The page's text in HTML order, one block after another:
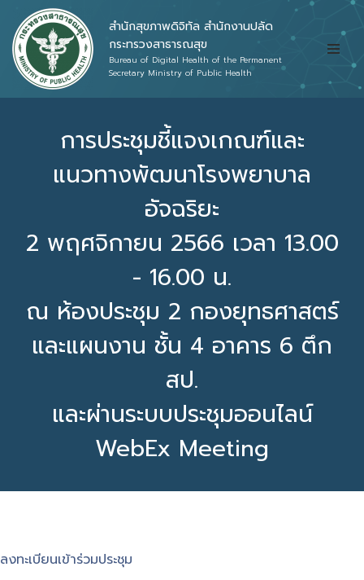
Skip
to
content
สำนักสุขภาพดิจิทัล สำนักงานปลัด
กระทรวงสาธารณสุข
Bureau of Digital Health of the Permanent
Secretary Ministry of Public Health
การประชุมชี้แจงเกณฑ์และ
แนวทางพัฒนาโรงพยาบาล
อัจฉริยะ
2 พฤศจิกายน 2566 เวลา 13.00
- 16.00 น.
ณ ห้องประชุม 2 กองยุทธศาสตร์
และแผนงาน ชั้น 4 อาคาร 6 ตึก
สป.
และผ่านระบบประชุมออนไลน์
WebEx Meeting
ลงทะเบียนเข้าร่วมประชุม